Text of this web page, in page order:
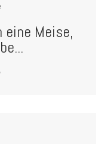
eine Meise,